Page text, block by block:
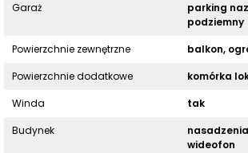
Garaż
parking
podziemny
Powierzchnie zewnętrzne
balkon,
Powierzchnie dodatkowe
komórka
Winda
tak
Budynek
wideofon